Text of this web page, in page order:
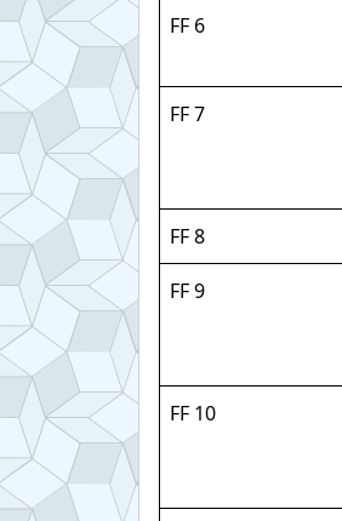
FF 6
FF 7
FF 8
FF 9
FF 10